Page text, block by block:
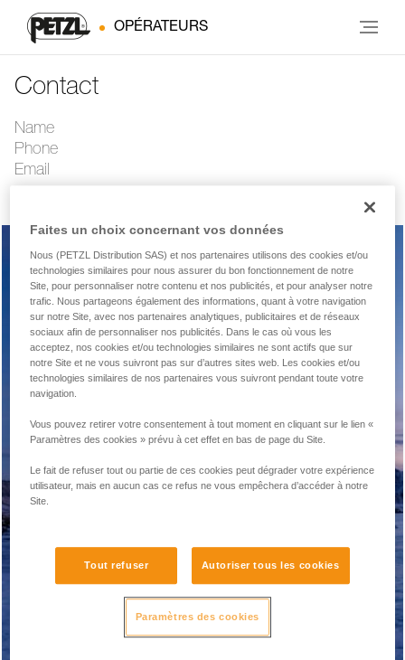
OPÉRATEURS
Contact
Name
Phone
Email
SAV
Questions techniques
Signaler un problème sur le site internet
Divers
Faites un choix concernant vos données
Nous (PETZL Distribution SAS) et nos partenaires utilisons des cookies et/ou
technologies similaires pour nous assurer du bon fonctionnement de notre
Site, pour personnaliser notre contenu et nos publicités, et pour analyser notre
trafic. Nous partageons également des informations, quant à votre navigation
sur notre Site, avec nos partenaires analytiques, publicitaires et de réseaux
sociaux afin de personnaliser nos publicités. Dans le cas où vous les
acceptez, nos cookies et/ou technologies similaires ne sont actifs que sur
notre Site et ne vous suivront pas sur d’autres sites web. Les cookies et/ou
technologies similaires de nos partenaires vous suivront pendant toute votre
navigation.
Vous pouvez retirer votre consentement à tout moment en cliquant sur le lien «
Paramètres des cookies » prévu à cet effet en bas de page du Site.
Le fait de refuser tout ou partie de ces cookies peut dégrader votre expérience
utilisateur, mais en aucun cas ce refus ne vous empêchera d’accéder à notre
Site.
Tout refuser Autoriser tous les cookies
Paramètres des cookies